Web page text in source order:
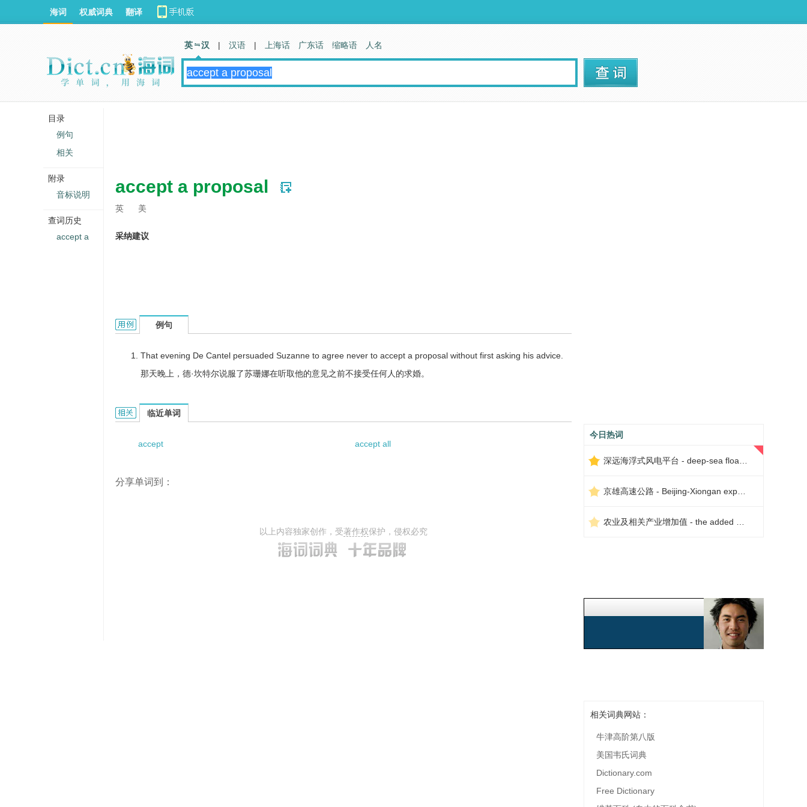
accept a proposal
英 美
采纳建议
accept a proposal的用法和样例：
例句
That evening De Cantel persuaded Suzanne to agree never to accept a proposal without first asking his advice.
那天晚上，德·坎特尔说服了苏珊娜在听取他的意见之前不接受任何人的求婚。
accept a proposal的相关资料：
临近单词
accept accept all
分享单词到：
以上内容独家创作，受著作权保护，侵权必究
今日热词
相关词典网站：
牛津高阶第八版
美国韦氏词典
Dictionary.com
Free Dictionary
海词 权威词典 翻译
英 汉 | 汉语 | 上海话 广东话 缩略语 人名
目录
例句
相关
附录
音标说明
查词历史
accept a